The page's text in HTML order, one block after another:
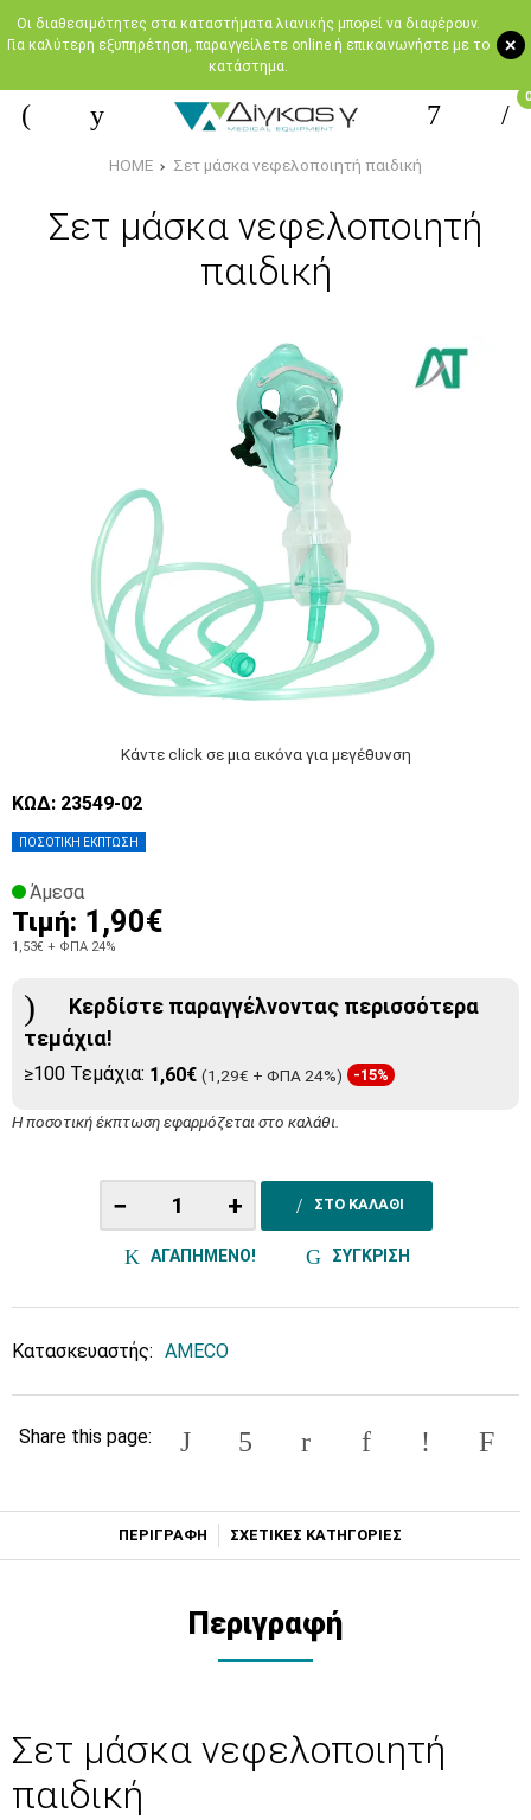
+
Oι διαθεσιμότητες στα καταστήματα λιανικής μπορεί να διαφέρουν.
Για καλύτερη εξυπηρέτηση, παραγγείλετε online ή επικοινωνήστε με το
κατάστημα.
0
HOME Σετ μάσκα νεφελοποιητή παιδική
Σετ μάσκα νεφελοποιητή
παιδική
Κάντε click σε μια εικόνα για μεγέθυνση
ΠΟΣΟΤΙΚΗ ΕΚΠΤΩΣΗ
ΚΩΔ: 23549-02
Άμεσα
Τιμή: 1,90€
1,53€ + ΦΠΑ 24%
Κερδίστε παραγγέλνοντας περισσότερα
τεμάχια!
≥100 Τεμάχια: 1,60€ (1,29€ + ΦΠΑ 24%) -15%
Η ποσοτική έκπτωση εφαρμόζεται στο καλάθι.
− + ΣΤΟ ΚΑΛΑΘΙ
ΑΓΑΠΗΜΕΝΟ! ΣΥΓΚΡΙΣΗ
Κατασκευαστής: AMECO
Share this page:
ΠΕΡΙΓΡΑΦΗ ΣΧΕΤΙΚΕΣ ΚΑΤΗΓΟΡΙΕΣ
Περιγραφή
Σετ μάσκα νεφελοποιητή
παιδική